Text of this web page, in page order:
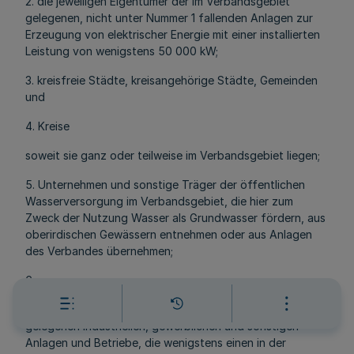
gelegenen, nicht unter Nummer 1 fallenden Anlagen zur
Erzeugung von elektrischer Energie mit einer installierten
Leistung von wenigstens 50 000 kW;
3. kreisfreie Städte, kreisangehörige Städte, Gemeinden
und
4. Kreise
soweit sie ganz oder teilweise im Verbandsgebiet liegen;
5. Unternehmen und sonstige Träger der öffentlichen
Wasserversorgung im Verbandsgebiet, die hier zum
Zweck der Nutzung Wasser als Grundwasser fördern, aus
oberirdischen Gewässern entnehmen oder aus Anlagen
des Verbandes übernehmen;
6.
a) die jeweiligen Eigentümer aller im Verbandsgebiet
gelegenen industriellen, gewerblichen und sonstigen
Anlagen und Betriebe, die wenigstens einen in der